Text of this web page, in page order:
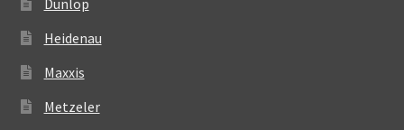
Heidenau
Maxxis
Metzeler